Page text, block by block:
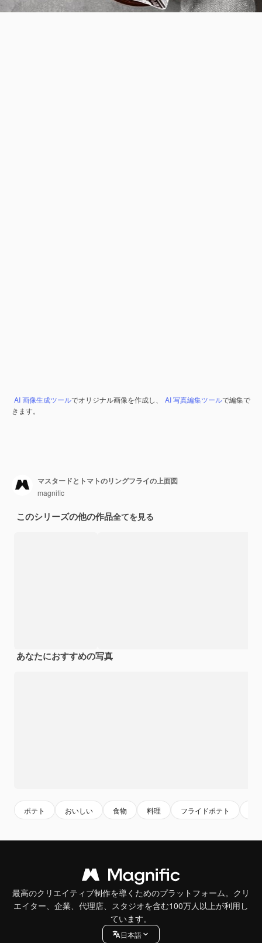
AI 画像生成ツールでオリジナル画像を作成し、 AI 写真編集ツールで編集で
きます。
マスタードとトマトのリングフライの上面図
magnific
このシリーズの他の作品全てを見る
あなたにおすすめの写真
ポテト おいしい 食物 料理 フライドポテト
最高のクリエイティブ制作を導くためのプラットフォーム。クリ
エイター、企業、代理店、スタジオを含む100万人以上が利用し
ています。
日本語